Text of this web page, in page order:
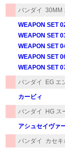
バンダイ 30MM
WEAPON SET
WEAPON SET
WEAPON SET
WEAPON SET
WEAPON SET
バンダイ EG エ
カービィ
バンダイ HG ス
アシュセイヴァ
バンダイ カセ
ついて
の表示